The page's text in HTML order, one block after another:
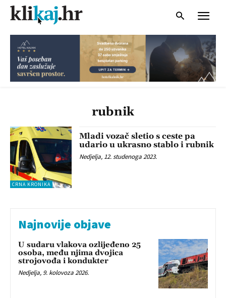
rubnik
CRNA KRONIKA
Mladi vozač sletio s ceste pa
udario u ukrasno stablo i rubnik
Nedjelja, 12. studenoga 2023.
Najnovije objave
U sudaru vlakova ozlijeđeno 25
osoba, među njima dvojica
strojovođa i kondukter
Nedjelja, 9. kolovoza 2026.